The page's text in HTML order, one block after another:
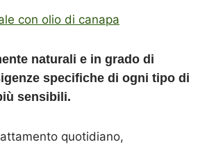
con olio di canapa
naturali e in grado di
specifiche di ogni tipo di
sensibili.
quotidiano,